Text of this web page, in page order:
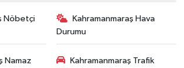
Nöbetçi
Kahramanmaraş Hava
Durumu
Namaz
Kahramanmaraş Trafik